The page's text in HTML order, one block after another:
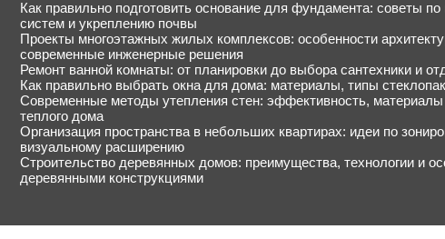
Как правильно подготовить основание для фундамента: советы
систем и укреплению почвы
Проекты многоэтажных жилых комплексов: особенности
современные инженерные решения
Ремонт ванной комнаты: от планировки до выбора сантехники и
Как правильно выбрать окна для дома: материалы, типы
Современные методы утепления стен: эффективность,
теплого дома
Организация пространства в небольших квартирах: идеи по
визуальному расширению
Строительство деревянных домов: преимущества, технологии и
деревянными конструкциями